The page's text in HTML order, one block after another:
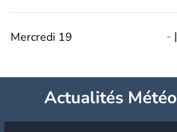
Mercredi 19 - |
Actualités